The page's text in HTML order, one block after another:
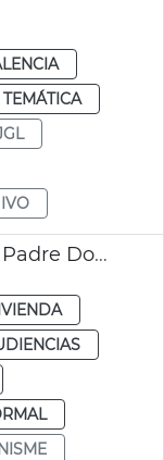
IVO
Inicio escombro edificio PAI Padre Doménech